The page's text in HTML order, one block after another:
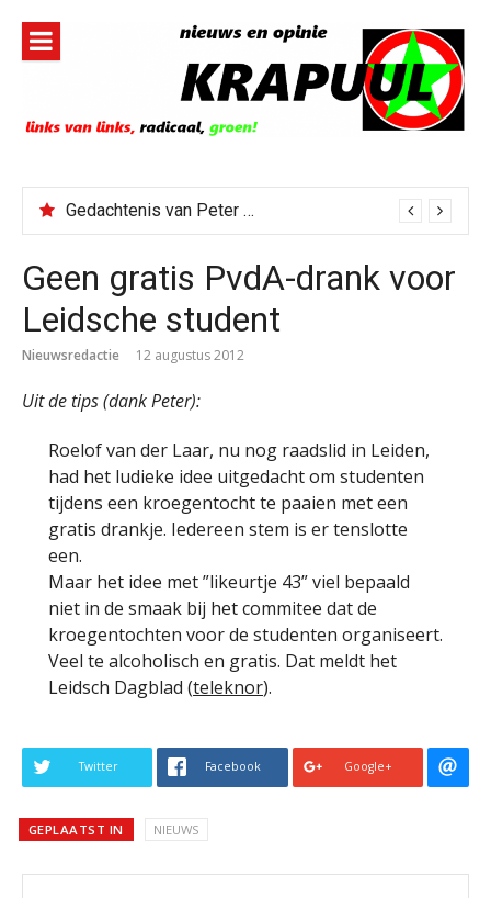
inhoud
Gedachtenis van Peter Faber
Geen gratis PvdA-drank voor
Leidsche student
Nieuwsredactie 12 augustus 2012
Uit de tips (dank Peter):
Roelof van der Laar, nu nog raadslid in Leiden,
had het ludieke idee uitgedacht om studenten
tijdens een kroegentocht te paaien met een
gratis drankje. Iedereen stem is er tenslotte
een.
Maar het idee met ”likeurtje 43” viel bepaald
niet in de smaak bij het commitee dat de
kroegentochten voor de studenten organiseert.
Veel te alcoholisch en gratis. Dat meldt het
Leidsch Dagblad (teleknor).
Twitter Facebook Google+
GEPLAATST IN NIEUWS